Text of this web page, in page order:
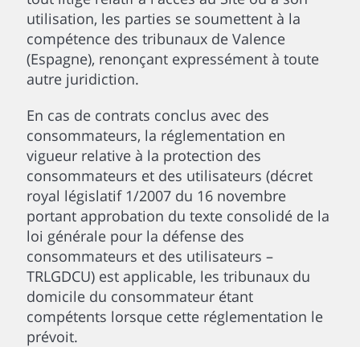
utilisation, les parties se soumettent à la
compétence des tribunaux de Valence
(Espagne), renonçant expressément à toute
autre juridiction.
En cas de contrats conclus avec des
consommateurs, la réglementation en
vigueur relative à la protection des
consommateurs et des utilisateurs (décret
royal législatif 1/2007 du 16 novembre
portant approbation du texte consolidé de la
loi générale pour la défense des
consommateurs et des utilisateurs –
TRLGDCU) est applicable, les tribunaux du
domicile du consommateur étant
compétents lorsque cette réglementation le
prévoit.